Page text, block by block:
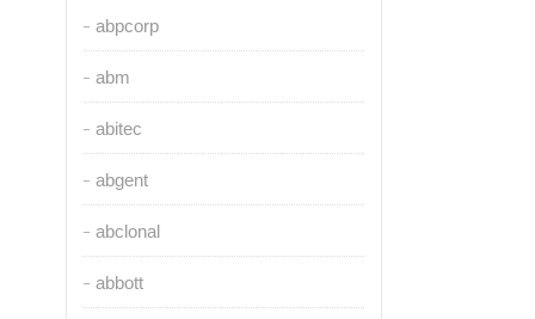
abpcorp
abm
abitec
abgent
abclonal
abbott